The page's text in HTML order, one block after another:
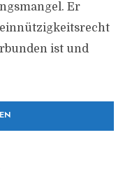
Er
ist und